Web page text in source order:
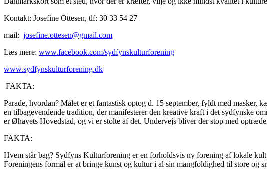
Kontakt: Josefine Ottesen, tlf: 30 33 54 27
mail: josefine.ottesen@gmail.com
Læs mere: www.facebook.com/sydfynskulturforening
www.sydfynskulturforening.dk
FAKTA:
Parade, hvordan? Målet er et fantastisk optog d. 15 september, fyldt med masker,
en tilbagevendende tradition, der manifesterer den kreative kraft i det sydfynske
er Øhavets Hovedstad, og vi er stolte af det. Undervejs bliver der stop med
FAKTA:
Hvem står bag? Sydfyns Kulturforening er en forholdsvis ny forening af lokale
Foreningens formål er at bringe kunst og kultur i al sin mangfoldighed til store og